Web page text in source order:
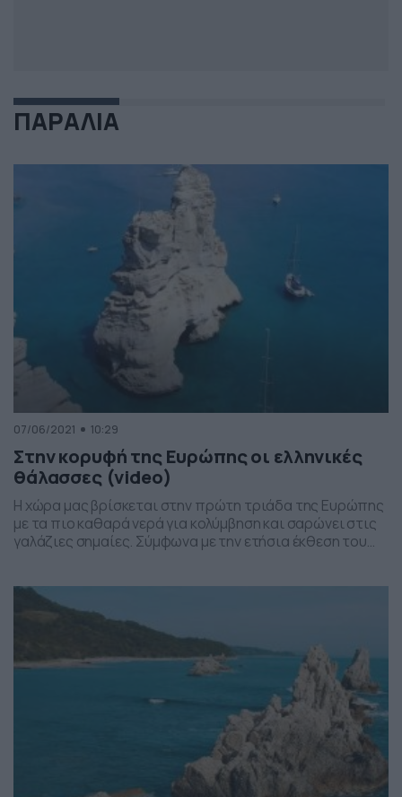
ΠΑΡΑΛΙΑ
07/06/2021 10:29
Στην κορυφή της Ευρώπης οι ελληνικές
θάλασσες (video)
Η χώρα μας βρίσκεται στην πρώτη τριάδα της Ευρώπης
με τα πιο καθαρά νερά για κολύμβηση και σαρώνει στις
γαλάζιες σημαίες. Σύμφωνα με την ετήσια έκθεση του
εξαιρετικής ποιότητας κολύμβησης. Στην κορυφή του
πίνακα φιγουράρει πρώτη η Κύπρος, ακολουθεί η
Αυστρία και στην […]